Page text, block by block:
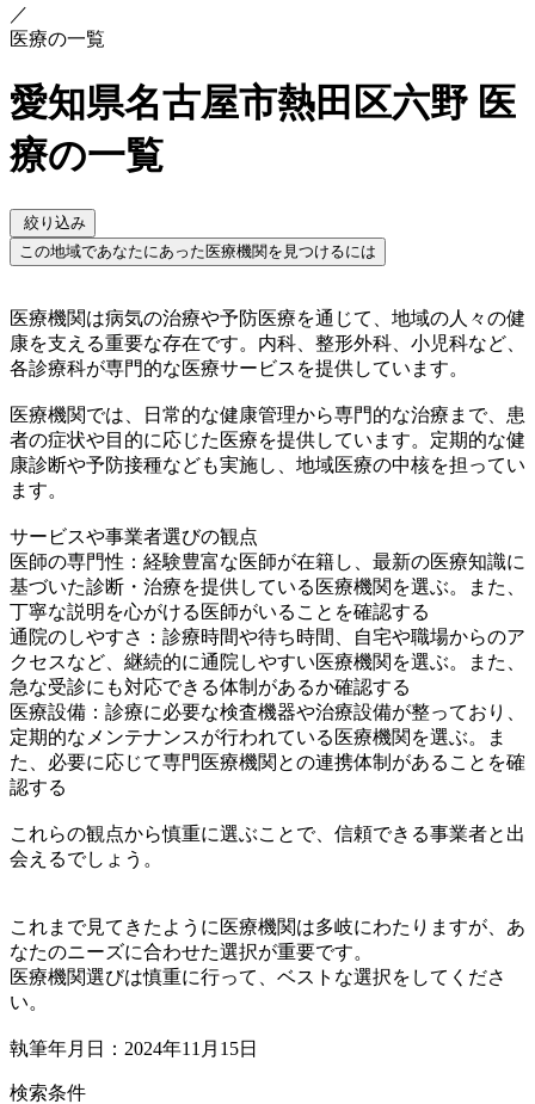
／
医療の一覧
愛知県名古屋市熱田区六野 医
療の一覧
絞り込み
この地域であなたにあった医療機関を見つけるには
医療機関は病気の治療や予防医療を通じて、地域の人々の健
康を支える重要な存在です。内科、整形外科、小児科など、
各診療科が専門的な医療サービスを提供しています。
医療機関では、日常的な健康管理から専門的な治療まで、患
者の症状や目的に応じた医療を提供しています。定期的な健
康診断や予防接種なども実施し、地域医療の中核を担ってい
ます。
サービスや事業者選びの観点
医師の専門性：経験豊富な医師が在籍し、最新の医療知識に
基づいた診断・治療を提供している医療機関を選ぶ。また、
丁寧な説明を心がける医師がいることを確認する
通院のしやすさ：診療時間や待ち時間、自宅や職場からのア
クセスなど、継続的に通院しやすい医療機関を選ぶ。また、
急な受診にも対応できる体制があるか確認する
医療設備：診療に必要な検査機器や治療設備が整っており、
定期的なメンテナンスが行われている医療機関を選ぶ。ま
た、必要に応じて専門医療機関との連携体制があることを確
認する
これらの観点から慎重に選ぶことで、信頼できる事業者と出
会えるでしょう。
これまで見てきたように医療機関は多岐にわたりますが、あ
なたのニーズに合わせた選択が重要です。
医療機関選びは慎重に行って、ベストな選択をしてくださ
い。
執筆年月日：2024年11月15日
検索条件